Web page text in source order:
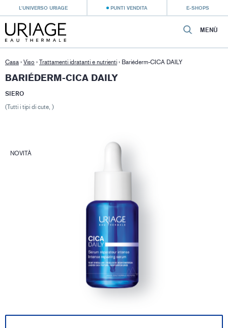
L'UNIVERSO URIAGE PUNTI VENDITA E-SHOPS
MENÙ
Casa › Viso › Trattamenti idratanti e nutrienti › Bariéderm-CICA DAILY
BARIÉDERM-CICA DAILY
SIERO
(Tutti i tipi di cute, )
NOVITÀ